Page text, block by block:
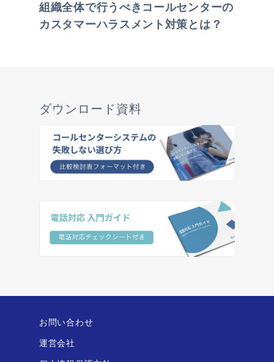
組織全体で行うべきコールセンターの
カスタマーハラスメント対策とは？
ダウンロード資料
お問い合わせ
運営会社